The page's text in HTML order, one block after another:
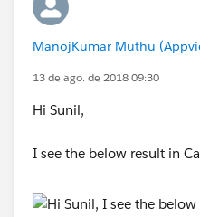
ManojKumar Muthu
13 de ago. de 2018 09:30
Hi Sunil,
I see the below result in